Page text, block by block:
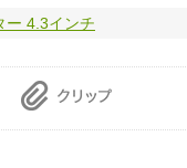
ー 4.3インチ